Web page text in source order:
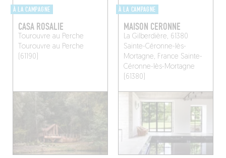
À LA CAMPAGNE
CASA ROSALIE
Tourouvre au Perche
Tourouvre au Perche
(61190)
À LA CAMPAGNE
MAISON CERONNE
La Gilberdière, 61380
Sainte-Céronne-lès-
Mortagne, France Sainte-
Céronne-lès-Mortagne
(61380)